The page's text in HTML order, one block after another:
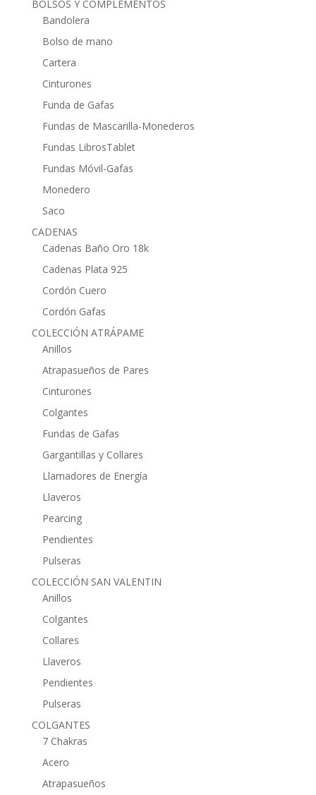
BOLSOS Y COMPLEMENTOS
Bandolera
Bolso de mano
Cartera
Cinturones
Funda de Gafas
Fundas de Mascarilla-Monederos
Fundas LibrosTablet
Fundas Móvil-Gafas
Monedero
Saco
CADENAS
Cadenas Baño Oro 18k
Cadenas Plata 925
Cordón Cuero
Cordón Gafas
COLECCIÓN ATRÁPAME
Anillos
Atrapasueños de Pares
Cinturones
Colgantes
Fundas de Gafas
Gargantillas y Collares
Llamadores de Energía
Llaveros
Pearcing
Pendientes
Pulseras
COLECCIÓN SAN VALENTIN
Anillos
Colgantes
Collares
Llaveros
Pendientes
Pulseras
COLGANTES
7 Chakras
Acero
Atrapasueños